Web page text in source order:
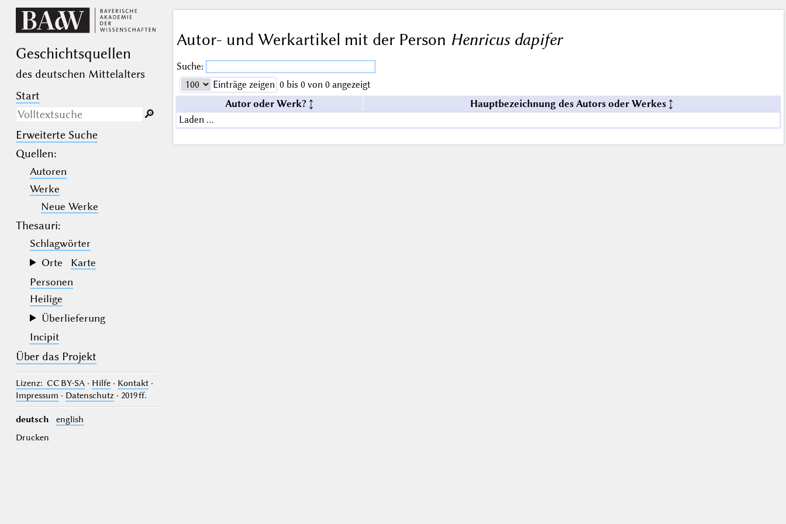
Geschichts­quellen
des deutschen Mittelalters
Start
Nur in Beschreibungs­texten
suchen
(der Unterstrich) ist Platzhalter für
genau ein Zeichen.
(das Prozentzeichen) ist Platzhalter
für kein, ein oder mehr als ein
Zeichen.
🔎︎
Erweiterte Suche
Quellen:
Autoren
Werke
Neue Werke
Thesauri:
Schlagwörter
Orte
Karte
Personen
Heilige
Überlieferung
Incipit
Über das Projekt
Lizenz: CC BY-SA· Hilfe· Kontakt·
Impressum · Datenschutz· 2019 ff.
deutsch
english
Drucken
Autor- und Werkartikel mit der Person Henricus dapifer
Suche:
Einträge zeigen 0 bis 0 von 0 angezeigt
Autor oder Werk?
Hauptbezeichnung des Autors oder Werkes
Laden …